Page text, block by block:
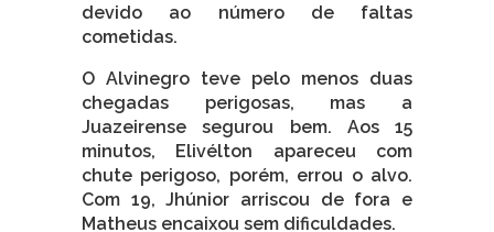
devido ao número de faltas
cometidas.
O Alvinegro teve pelo menos duas
chegadas perigosas, mas a
Juazeirense segurou bem. Aos 15
minutos, Elivélton apareceu com
chute perigoso, porém, errou o alvo.
Com 19, Jhúnior arriscou de fora e
Matheus encaixou sem dificuldades.